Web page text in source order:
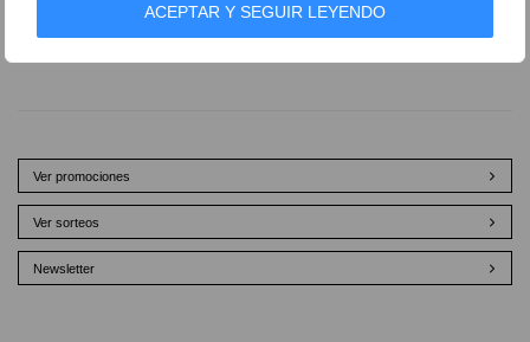
ACEPTAR Y SEGUIR LEYENDO
Ver promociones
Ver sorteos
Newsletter